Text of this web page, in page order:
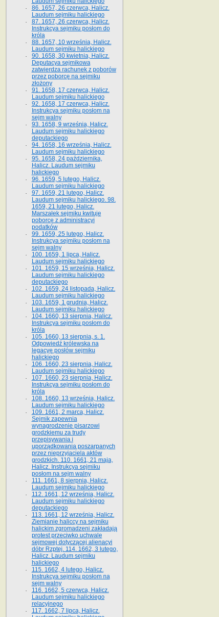
86. 1657, 26 czerwca, Halicz.
Laudum sejmiku halickiego
87. 1657, 26 czerwca, Halicz.
Instrukcya sejmiku posłom do
króla
88. 1657, 10 września, Halicz.
Laudum sejmiku halickiego
90. 1658, 30 kwietnia, Halicz.
Deputacya sejmikowa
zatwierdza rachunek z poborów
przez poborcę na sejmiku
złożony
91. 1658, 17 czerwca, Halicz.
Laudum sejmiku halickiego
92. 1658, 17 czerwca, Halicz.
Instrukcya sejmiku posłom na
sejm walny
93. 1658, 9 września, Halicz.
Laudum sejmiku halickiego
deputackiego
94. 1658, 16 września, Halicz.
Laudum sejmiku halickiego
95. 1658, 24 października,
Halicz. Laudum sejmiku
halickiego
96. 1659, 5 lutego, Halicz.
Laudum sejmiku halickiego
97. 1659, 21 lutego, Halicz.
Laudum sejmiku halickiego. 98.
1659, 21 lutego, Halicz.
Marszałek sejmiku kwituje
poborcę z administracyi
podatków
99. 1659, 25 lutego, Halicz.
Instrukcya sejmiku posłom na
sejm walny
100. 1659, 1 lipca, Halicz.
Laudum sejmiku halickiego
101. 1659, 15 września, Halicz.
Laudum sejmiku halickiego
deputackiego
102. 1659, 24 listopada, Halicz.
Laudum sejmiku halickiego
103. 1659, 1 grudnia, Halicz.
Laudum sejmiku halickiego
104. 1660, 13 sierpnia, Halicz.
Instrukcya sejmiku posłom do
króla
105. 1660, 13 sierpnia, s. 1.
Odpowiedź królewska na
legacyę posłów sejmiku
halickiego
106. 1660, 23 sierpnia, Halicz.
Laudum sejmiku halickiego
107. 1660, 23 sierpnia, Halicz.
Instrukcya sejmiku posłom do
króla
108. 1660, 13 września, Halicz.
Laudum sejmiku halickiego
109. 1661, 2 marca, Halicz.
Sejmik zapewnia
wynagrodzenie pisarzowi
grodzkiemu za trudy
przepisywania i
uporządkowania poszarpanych
przez nieprzyjaciela aktów
grodzkich. 110. 1661, 21 maja,
Halicz. Instrukcya sejmiku
posłom na sejm walny
111. 1661, 8 sierpnia, Halicz.
Laudum sejmiku halickiego
112. 1661, 12 września, Halicz.
Laudum sejmiku halickiego
deputackiego
113. 1661, 12 września, Halicz.
Ziemianie haliccy na sejmiku
halickim zgromadzeni zakładają
protest przeciwko uchwale
sejmowej dotyczącej alienacyi
dóbr Rzptej. 114. 1662, 3 lutego,
Halicz. Laudum sejmiku
halickiego
115. 1662, 4 lutego, Halicz.
Instrukcya sejmiku posłom na
sejm walny
116. 1662, 5 czerwca, Halicz.
Laudum sejmiku halickiego
relacyjnego
117. 1662, 7 lipca, Halicz.